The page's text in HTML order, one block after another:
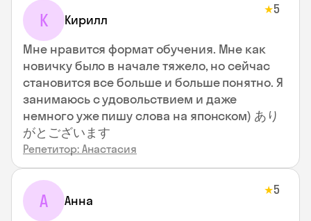
К Кирилл
★5
Мне нравится формат обучения. Мне как
новичку было в начале тяжело, но сейчас
становится все больше и больше понятно. Я
занимаюсь с удовольствием и даже
немного уже пишу слова на японском) あり
がとございます
Репетитор: Анастасия
А Анна
★5